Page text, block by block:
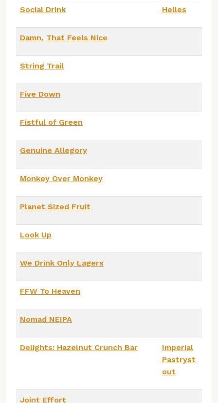
Social Drink Helles
Damn, That Feels Nice
String Trail
Five Down
Fistful of Green
Genuine Allegory
Monkey Over Monkey
Planet Sized Fruit
Look Up
We Drink Only Lagers
FFW To Heaven
Nomad NEIPA
Delights: Hazelnut Crunch Bar
Imperial
Pastryst
out
Joint Effort